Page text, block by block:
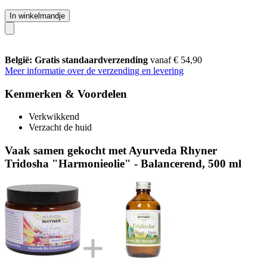
In winkelmandje
België: Gratis standaardverzending vanaf € 54,90
Meer informatie over de verzending en levering
Kenmerken & Voordelen
Verkwikkend
Verzacht de huid
Vaak samen gekocht met Ayurveda Rhyner
Tridosha "Harmonieolie" - Balancerend, 500 ml